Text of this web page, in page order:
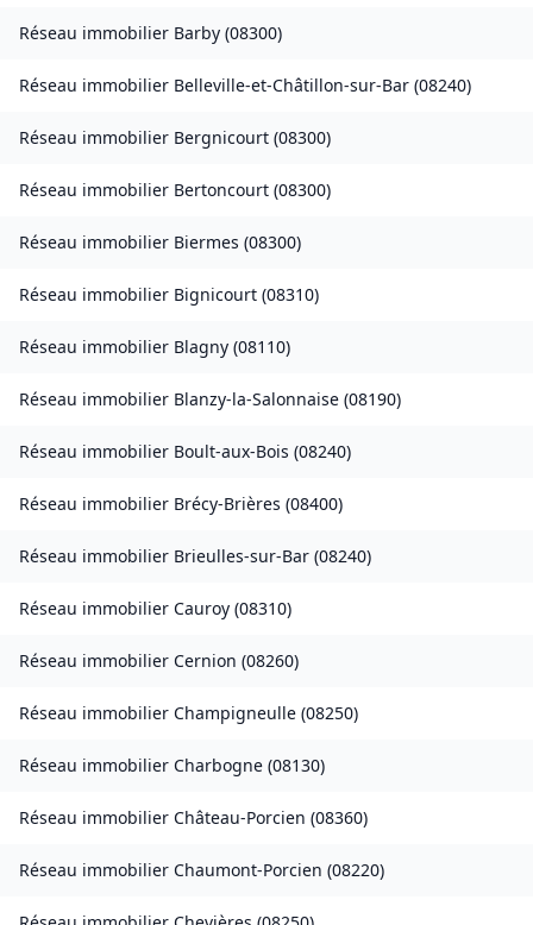
Réseau immobilier Barby (08300)
Réseau immobilier Belleville-et-Châtillon-sur-Bar (08240)
Réseau immobilier Bergnicourt (08300)
Réseau immobilier Bertoncourt (08300)
Réseau immobilier Biermes (08300)
Réseau immobilier Bignicourt (08310)
Réseau immobilier Blagny (08110)
Réseau immobilier Blanzy-la-Salonnaise (08190)
Réseau immobilier Boult-aux-Bois (08240)
Réseau immobilier Brécy-Brières (08400)
Réseau immobilier Brieulles-sur-Bar (08240)
Réseau immobilier Cauroy (08310)
Réseau immobilier Cernion (08260)
Réseau immobilier Champigneulle (08250)
Réseau immobilier Charbogne (08130)
Réseau immobilier Château-Porcien (08360)
Réseau immobilier Chaumont-Porcien (08220)